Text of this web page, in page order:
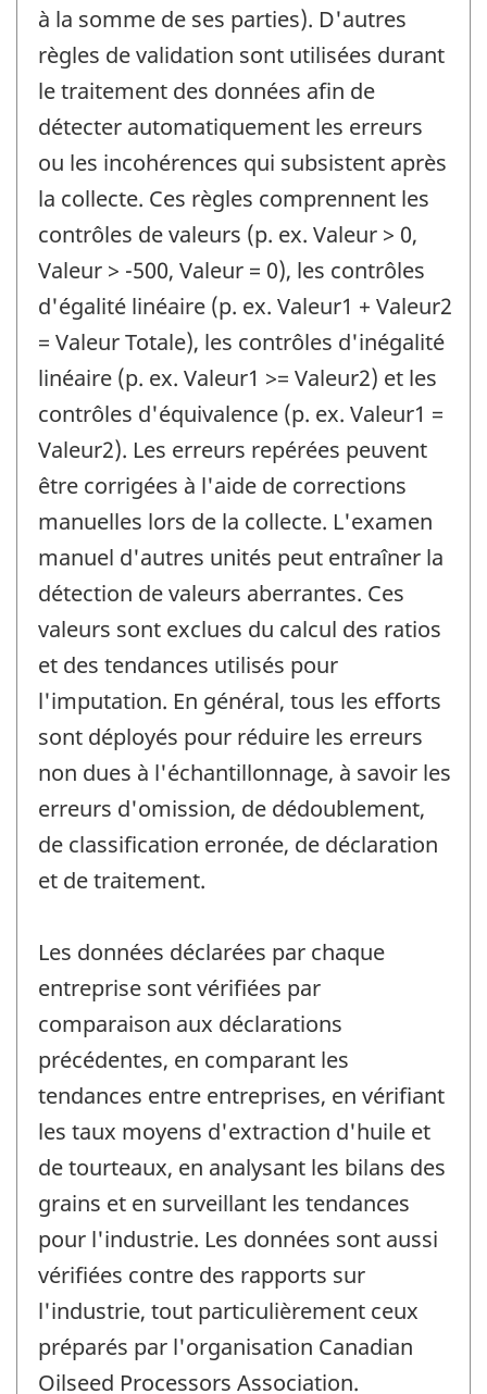
à la somme de ses parties). D'autres
règles de validation sont utilisées durant
le traitement des données afin de
détecter automatiquement les erreurs
ou les incohérences qui subsistent après
la collecte. Ces règles comprennent les
contrôles de valeurs (p. ex. Valeur > 0,
Valeur > -500, Valeur = 0), les contrôles
d'égalité linéaire (p. ex. Valeur1 + Valeur2
= Valeur Totale), les contrôles d'inégalité
linéaire (p. ex. Valeur1 >= Valeur2) et les
contrôles d'équivalence (p. ex. Valeur1 =
Valeur2). Les erreurs repérées peuvent
être corrigées à l'aide de corrections
manuelles lors de la collecte. L'examen
manuel d'autres unités peut entraîner la
détection de valeurs aberrantes. Ces
valeurs sont exclues du calcul des ratios
et des tendances utilisés pour
l'imputation. En général, tous les efforts
sont déployés pour réduire les erreurs
non dues à l'échantillonnage, à savoir les
erreurs d'omission, de dédoublement,
de classification erronée, de déclaration
et de traitement.
Les données déclarées par chaque
entreprise sont vérifiées par
comparaison aux déclarations
précédentes, en comparant les
tendances entre entreprises, en vérifiant
les taux moyens d'extraction d'huile et
de tourteaux, en analysant les bilans des
grains et en surveillant les tendances
pour l'industrie. Les données sont aussi
vérifiées contre des rapports sur
l'industrie, tout particulièrement ceux
préparés par l'organisation Canadian
Oilseed Processors Association.